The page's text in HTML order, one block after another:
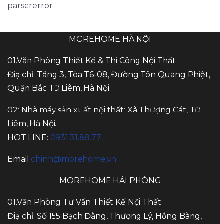
parsererror
MOREHOME HÀ NỘI
01.Văn Phòng Thiết Kế & Thi Công Nội Thất
Điạ chỉ: Tầng 3, Tòa T6-08, Đường Tôn Quang Phiệt,
Quận Bắc Từ Liêm, Hà Nội
02: Nhà máy sản xuất nội thất: Xã Thượng Cát, Từ
Liêm, Hà Nội..
HOT LINE: 0931.31.88.77
Email chinh@morehome.vn
MOREHOME HẢI PHÒNG
01.Văn Phòng Tư Vấn Thiết Kế Nội Thất
Điạ chỉ: Số 155 Bạch Đằng, Thượng Lý, Hồng Bàng,